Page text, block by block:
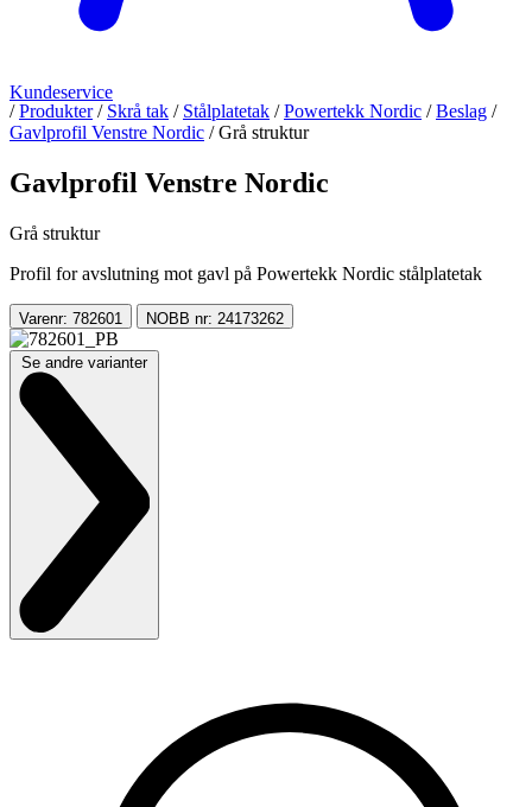
Kundeservice
/ Produkter / Skrå tak / Stålplatetak / Powertekk Nordic / Beslag /
Gavlprofil Venstre Nordic / Grå struktur
Gavlprofil Venstre Nordic
Grå struktur
Profil for avslutning mot gavl på Powertekk Nordic stålplatetak
Varenr: 782601 NOBB nr: 24173262
Se andre varianter